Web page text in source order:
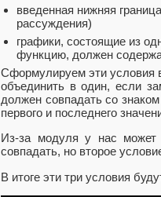
введенная нижняя
рассуждения)
графики, состоящие из
функцию, должен
Сформулируем эти условия
объединить в один, если
должен совпадать со
первого и последнего
Из-за модуля у нас может
совпадать, но второе
В итоге эти три условия